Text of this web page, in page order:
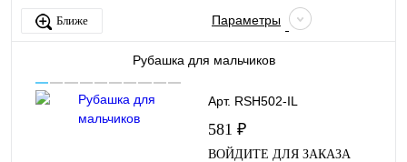
Ближе Параметры
Рубашка для мальчиков
Арт. RSH502-IL
581 ₽
ВОЙДИТЕ ДЛЯ ЗАКАЗА